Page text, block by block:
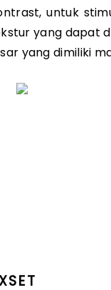
untuk
yang dapat
yang dimiliki